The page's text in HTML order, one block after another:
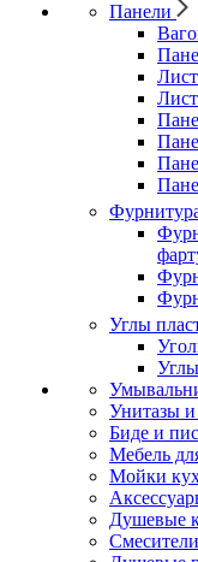
Панели
Углы
Унитазы
Биде и
Мебель
Мойки
Душевые